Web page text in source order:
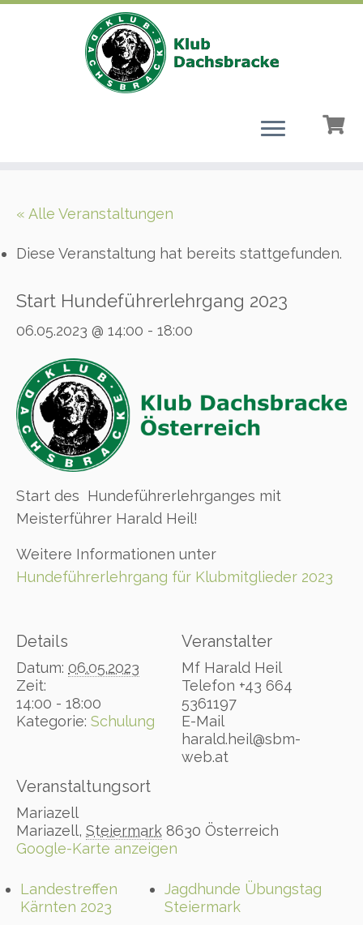
« Alle Veranstaltungen
Diese Veranstaltung hat bereits stattgefunden.
Start Hundeführerlehrgang 2023
06.05.2023 @ 14:00 - 18:00
Start des Hundeführerlehrganges mit
Meisterführer Harald Heil!
Weitere Informationen unter
Hundeführerlehrgang für Klubmitglieder 2023
Details
Datum: 06.05.2023
Zeit:
14:00 - 18:00
Kategorie: Schulung
Veranstaltungsort
Mariazell
Mariazell, Steiermark 8630 Österreich
Google-Karte anzeigen
Veranstalter
Mf Harald Heil
Telefon +43 664
5361197
E-Mail
harald.heil@sbm-
web.at
Landestreffen
Kärnten 2023
Jagdhunde Übungstag
Steiermark